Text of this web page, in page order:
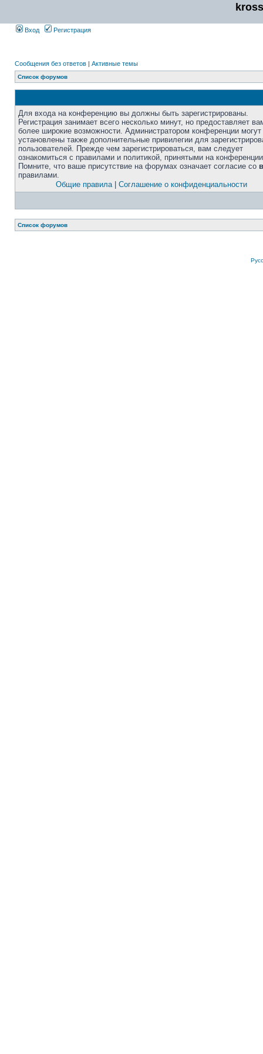
Вход Регистрация
Сообщения без ответов | Активные темы
Список форумов
Для входа на конференцию вы должны быть зарегистрированы.
Регистрация занимает всего несколько минут, но предоставляет
более широкие возможности. Администратором конференции
установлены также дополнительные привилегии для
пользователей. Прежде чем зарегистрироваться, вам следует
ознакомиться с правилами и политикой, принятыми на
Помните, что ваше присутствие на форумах означает согласие со
правилами.
Общие правила| Соглашение о конфиденциальности
Список форумов